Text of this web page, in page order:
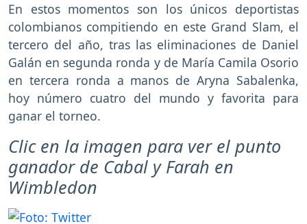
En estos momentos son los únicos deportistas
colombianos compitiendo en este Grand Slam, el
tercero del año, tras las eliminaciones de Daniel
Galán en segunda ronda y de María Camila Osorio
en tercera ronda a manos de Aryna Sabalenka,
hoy número cuatro del mundo y favorita para
ganar el torneo.
Clic en la imagen para ver el punto
ganador de Cabal y Farah en
Wimbledon